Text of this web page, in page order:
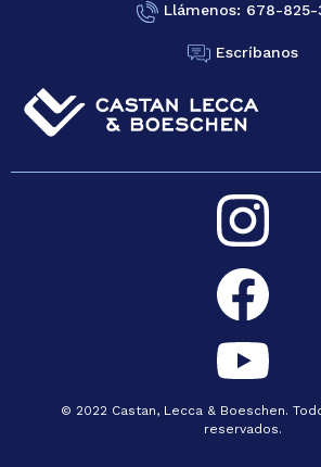
Llámenos: 678-825-
Escríbanos
© 2022 Castan, Lecca & Boeschen.
reservados.